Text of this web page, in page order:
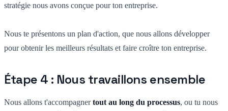
stratégie nous avons conçue pour ton entreprise.
Nous te présentons un plan d'action, que nous allons développer
pour obtenir les meilleurs résultats et faire croître ton entreprise.
Étape 4 : Nous travaillons ensemble
Nous allons t'accompagnertout au long du processus, ou tu nous